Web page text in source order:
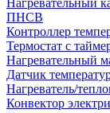
Нагревательный
ПНСВ
Контроллер
Термостат с
Нагревательный
Датчик
Нагреватель/
Конвектор